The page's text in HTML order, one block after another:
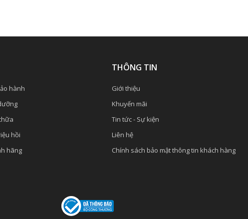
hành
hồi
hãng
THÔNG TIN
Giới thiệu
Khuyến mãi
Tin tức - Sự kiện
Liên hệ
Chính sách bảo mật thông tin khách hàng